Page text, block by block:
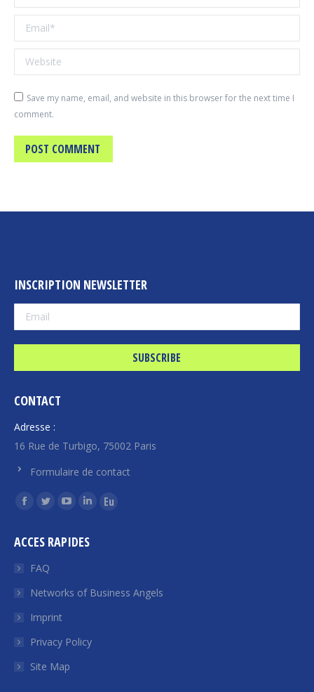
Email *
Website
Save my name, email, and website in this browser for the next time I
comment.
POST COMMENT
INSCRIPTION NEWSLETTER
CONTACT
Adresse :
16 Rue de Turbigo, 75002 Paris
Formulaire de contact
Find us on:
Facebook
opens
window
Twitter
opens
in
window
YouTube
opens
window
Linkedin
opens
window
Euroquity
window
ACCES RAPIDES
FAQ
Networks of Business Angels
Imprint
Privacy Policy
Site Map